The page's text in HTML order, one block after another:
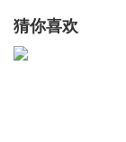
猜你喜欢